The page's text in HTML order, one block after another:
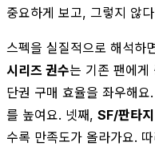
중요하게 보고, 그렇지 않
스펙을 실질적으로 해석하
시리즈 권수는 기존 팬에게
단권 구매 효율을 좌우해요
를 높여요. 넷째, SF/판타
수록 만족도가 올라가요.